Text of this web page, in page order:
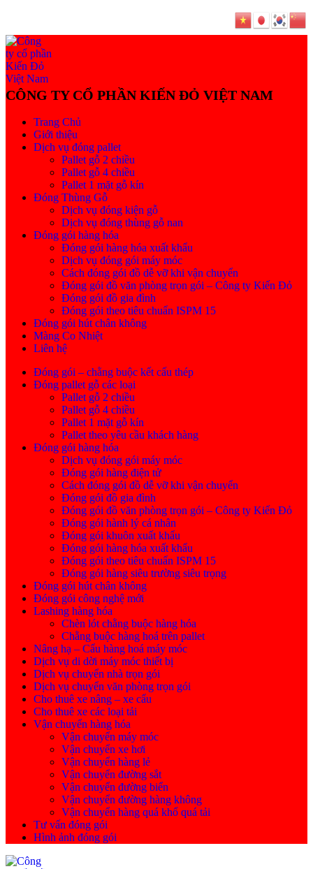
Trang Chủ
Giới thiệu
Dịch vụ đóng pallet
Pallet gỗ 2 chiều
Pallet gỗ 4 chiều
Pallet 1 mặt gỗ kín
Đóng Thùng Gỗ
Dịch vụ đóng kiện gỗ
Dịch vụ đóng thùng gỗ nan
Đóng gói hàng hóa
Đóng gói hàng hóa xuất khẩu
Dịch vụ đóng gói máy móc
Cách đóng gói đồ dễ vỡ khi vận chuyển
Đóng gói đồ văn phòng trọn gói – Công ty Kiến Đỏ
Đóng gói đồ gia đình
Đóng gói theo tiêu chuẩn ISPM 15
Đóng gói hút chân không
Màng Co Nhiệt
Liên hệ
Đóng gói – chằng buộc kết cấu thép
Đóng pallet gỗ các loại
Pallet gỗ 2 chiều
Pallet gỗ 4 chiều
Pallet 1 mặt gỗ kín
Pallet theo yêu cầu khách hàng
Đóng gói hàng hóa
Dịch vụ đóng gói máy móc
Đóng gói hàng điện tử
Cách đóng gói đồ dễ vỡ khi vận chuyển
Đóng gói đồ gia đình
Đóng gói đồ văn phòng trọn gói – Công ty Kiến Đỏ
Đóng gói hành lý cá nhân
Đóng gói khuôn xuất khẩu
Đóng gói hàng hóa xuất khẩu
Đóng gói theo tiêu chuẩn ISPM 15
Đóng gói hàng siêu trường siêu trọng
Đóng gói hút chân không
Đóng gói công nghệ mới
Lashing hàng hóa
Chèn lót chằng buộc hàng hóa
Chằng buộc hàng hoá trên pallet
Nâng hạ – Cẩu hàng hoá máy móc
Dịch vụ di dời máy móc thiết bị
Dịch vụ chuyển nhà trọn gói
Dịch vụ chuyển văn phòng trọn gói
Cho thuê xe nâng – xe cẩu
Cho thuê xe các loại tải
Vận chuyển hàng hóa
Vận chuyển máy móc
Vận chuyển xe hơi
Vận chuyển hàng lẻ
Vận chuyển đường sắt
Vận chuyển đường biển
Vận chuyển đường hàng không
Vận chuyển hàng quá khổ quá tải
Tư vấn đóng gói
Hình ảnh đóng gói